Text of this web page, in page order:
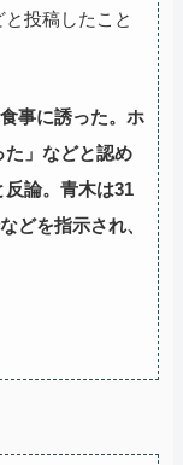
と投稿したこと
事に誘った。ホ
た」などと認め
論。青木は31
どを指示され、